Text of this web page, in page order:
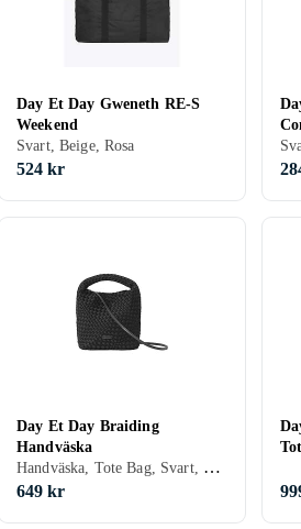
Day Et Day Gweneth RE-S
Weekend
Svart, Beige, Rosa
524 kr
Day Et Day Braiding
Handväska
Handväska, Tote Bag, Svart, Brun, Lila
649 kr